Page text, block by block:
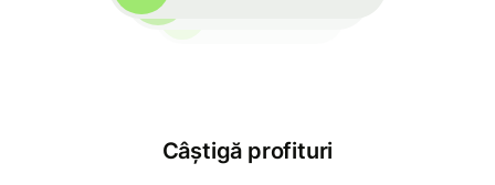
Câștigă profituri